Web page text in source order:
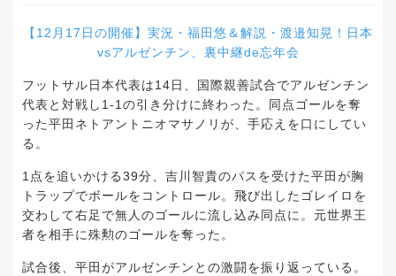
【12月17日の開催】実況・福田悠＆解説・渡邉知晃！日本
vsアルゼンチン、裏中継de忘年会
フットサル日本代表は14日、国際親善試合でアルゼンチン
代表と対戦し1-1の引き分けに終わった。同点ゴールを奪
った平田ネトアントニオマサノリが、手応えを口にしてい
る。
1点を追いかける39分、吉川智貴のパスを受けた平田が胸
トラップでボールをコントロール。飛び出したゴレイロを
交わして右足で無人のゴールに流し込み同点に。元世界王
者を相手に殊勲のゴールを奪った。
試合後、平田がアルゼンチンとの激闘を振り返っている。